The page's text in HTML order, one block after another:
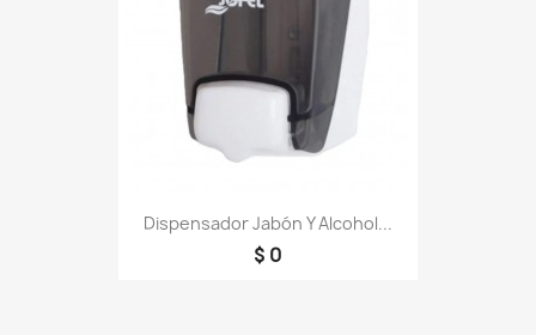
Dispensador Jabón Y Alcohol...
$ 0